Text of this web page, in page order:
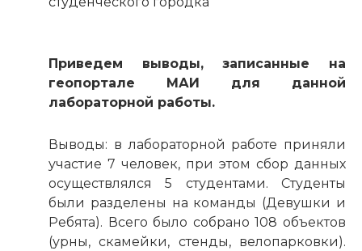
Приведем выводы, записанные на
геопортале МАИ для данной
лабораторной работы.
Выводы: в лабораторной работе приняли
участие 7 человек, при этом сбор данных
осуществлялся 5 студентами. Студенты
были разделены на команды (Девушки и
Ребята). Всего было собрано 108 объектов
(урны, скамейки, стенды, велопарковки).